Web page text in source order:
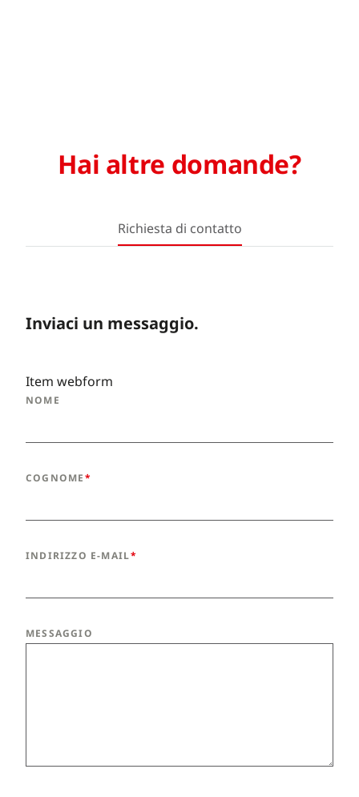
Hai altre domande?
Richiesta di contatto
Inviaci un messaggio.
Item webform
NOME
COGNOME
INDIRIZZO E-MAIL
MESSAGGIO